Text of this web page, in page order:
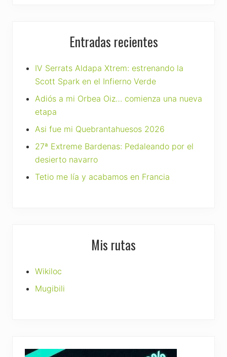
Entradas recientes
IV Serrats Aldapa Xtrem: estrenando la
Scott Spark en el Infierno Verde
Adiós a mi Orbea Oiz… comienza una nueva
etapa
Asi fue mi Quebrantahuesos 2026
27ª Extreme Bardenas: Pedaleando por el
desierto navarro
Tetio me lía y acabamos en Francia
Mis rutas
Wikiloc
Mugibili